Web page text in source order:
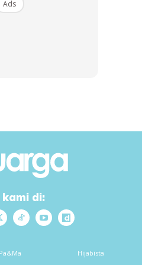
Ads
di:
Pa&Ma Hijabista